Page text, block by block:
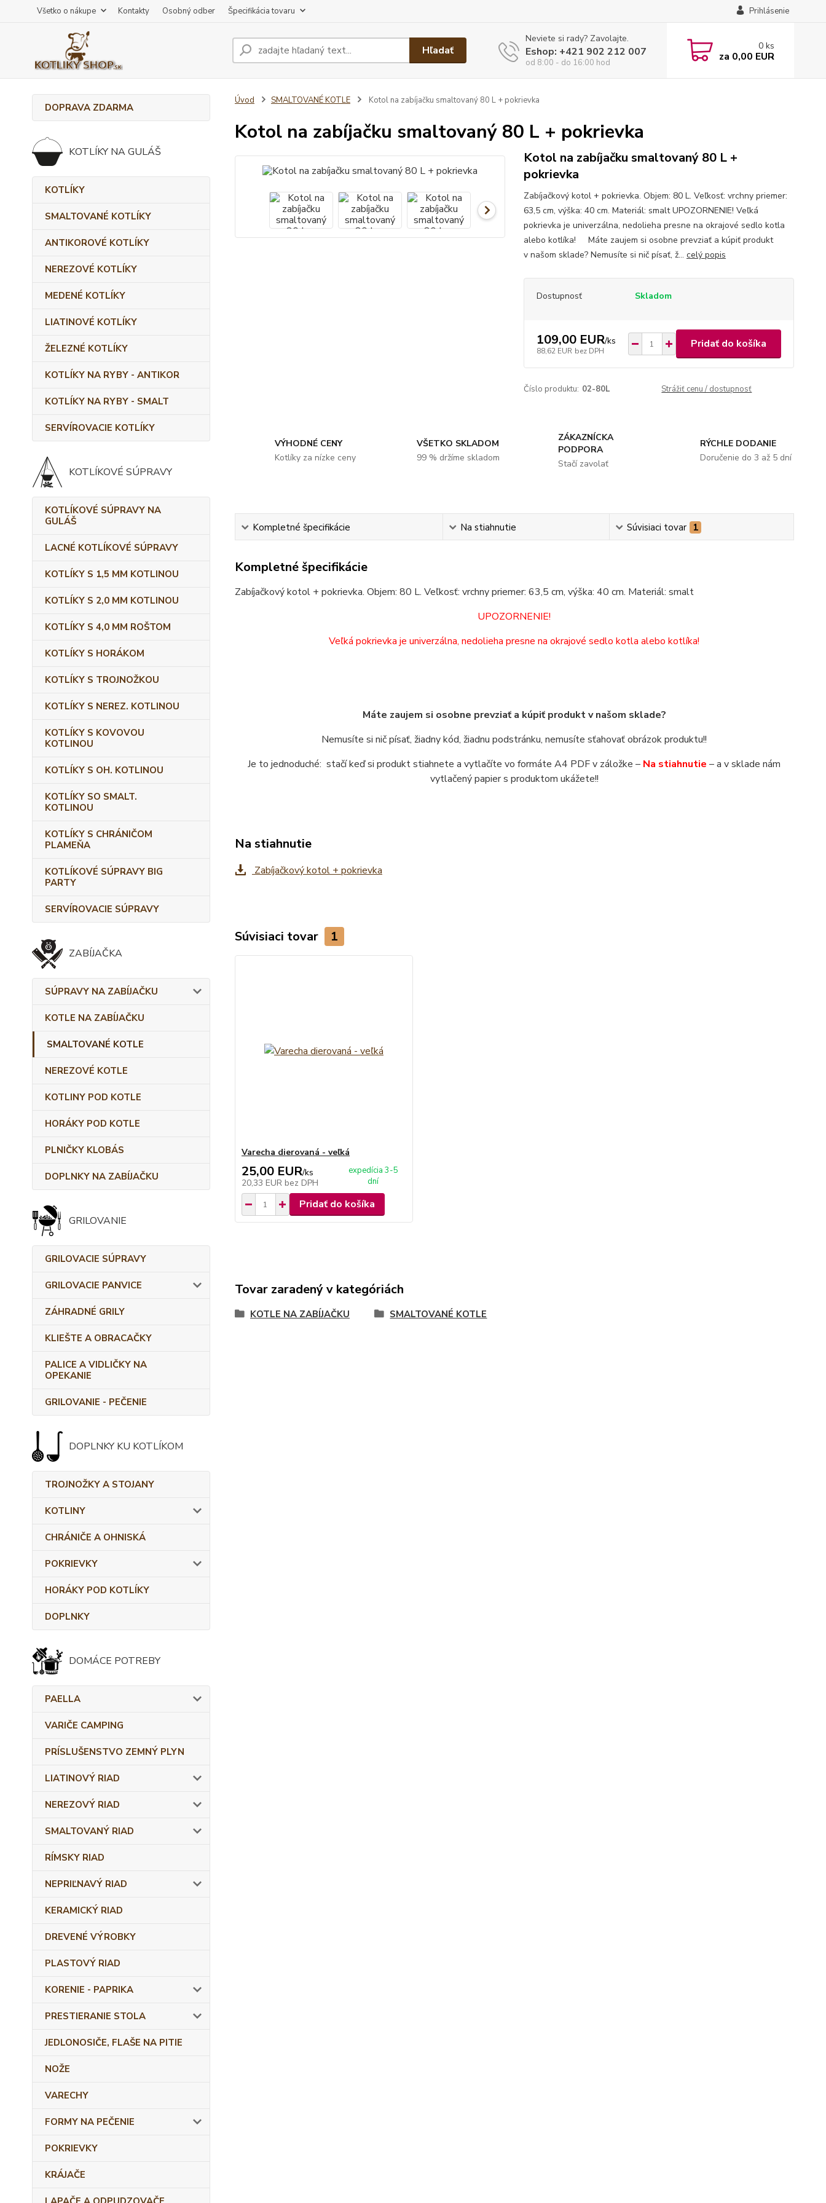
Všetko o nákupe Kontakty Osobný odber Špecifikácia tovaru Prihlásenie
Hľadať
Neviete si rady? Zavolajte.
Eshop: +421 902 212 007
od 8:00 - do 16:00 hod
0 ks
za 0,00 EUR
DOPRAVA ZDARMA
KOTLÍKY NA GULÁŠ
KOTLÍKY
SMALTOVANÉ KOTLÍKY
ANTIKOROVÉ KOTLÍKY
NEREZOVÉ KOTLÍKY
MEDENÉ KOTLÍKY
LIATINOVÉ KOTLÍKY
ŽELEZNÉ KOTLÍKY
KOTLÍKY NA RYBY - ANTIKOR
KOTLÍKY NA RYBY - SMALT
SERVÍROVACIE KOTLÍKY
KOTLÍKOVÉ SÚPRAVY
KOTLÍKOVÉ SÚPRAVY NA
GULÁŠ
LACNÉ KOTLÍKOVÉ SÚPRAVY
KOTLÍKY S 1,5 MM KOTLINOU
KOTLÍKY S 2,0 MM KOTLINOU
KOTLÍKY S 4,0 MM ROŠTOM
KOTLÍKY S HORÁKOM
KOTLÍKY S TROJNOŽKOU
KOTLÍKY S NEREZ. KOTLINOU
KOTLÍKY S KOVOVOU
KOTLINOU
KOTLÍKY S OH. KOTLINOU
KOTLÍKY SO SMALT.
KOTLINOU
KOTLÍKY S CHRÁNIČOM
PLAMEŇA
KOTLÍKOVÉ SÚPRAVY BIG
PARTY
SERVÍROVACIE SÚPRAVY
ZABÍJAČKA
SÚPRAVY NA ZABÍJAČKU
KOTLE NA ZABÍJAČKU
SMALTOVANÉ KOTLE
NEREZOVÉ KOTLE
KOTLINY POD KOTLE
HORÁKY POD KOTLE
PLNIČKY KLOBÁS
DOPLNKY NA ZABÍJAČKU
GRILOVANIE
GRILOVACIE SÚPRAVY
GRILOVACIE PANVICE
ZÁHRADNÉ GRILY
KLIEŠTE A OBRACAČKY
PALICE A VIDLIČKY NA
OPEKANIE
GRILOVANIE - PEČENIE
DOPLNKY KU KOTLÍKOM
TROJNOŽKY A STOJANY
KOTLINY
CHRÁNIČE A OHNISKÁ
POKRIEVKY
HORÁKY POD KOTLÍKY
DOPLNKY
DOMÁCE POTREBY
PAELLA
VARIČE CAMPING
PRÍSLUŠENSTVO ZEMNÝ PLYN
LIATINOVÝ RIAD
NEREZOVÝ RIAD
SMALTOVANÝ RIAD
RÍMSKY RIAD
NEPRIĽNAVÝ RIAD
KERAMICKÝ RIAD
DREVENÉ VÝROBKY
PLASTOVÝ RIAD
KORENIE - PAPRIKA
PRESTIERANIE STOLA
JEDLONOSIČE, FLAŠE NA PITIE
NOŽE
VARECHY
FORMY NA PEČENIE
POKRIEVKY
KRÁJAČE
Úvod SMALTOVANÉ KOTLE Kotol na zabíjačku smaltovaný 80 L + pokrievka
Kotol na zabíjačku smaltovaný 80 L + pokrievka
Kotol na zabíjačku smaltovaný 80 L +
pokrievka
Zabíjačkový kotol + pokrievka. Objem: 80 L. Veľkosť: vrchny priemer:
63,5 cm, výška: 40 cm. Materiál: smalt UPOZORNENIE! Veľká
pokrievka je univerzálna, nedolieha presne na okrajové sedlo kotla
alebo kotlíka! Máte zaujem si osobne prevziať a kúpiť produkt
v našom sklade? Nemusíte si nič písať, ž... celý popis
Dostupnosť Skladom
109,00 EUR/ks
88,62 EUR bez DPH
Pridať do košíka
Číslo produktu: 02-80L Strážiť cenu / dostupnosť
VÝHODNÉ CENY
Kotlíky za nízke ceny
VŠETKO SKLADOM
99 % držíme skladom
ZÁKAZNÍCKA
PODPORA
Stačí zavolať
RÝCHLE DODANIE
Doručenie do 3 až 5 dní
Kompletné špecifikácie Na stiahnutie Súvisiaci tovar 1
Kompletné špecifikácie
Zabíjačkový kotol + pokrievka. Objem: 80 L. Veľkosť: vrchny priemer: 63,5 cm, výška: 40 cm. Materiál: smalt
UPOZORNENIE!
Veľká pokrievka je univerzálna, nedolieha presne na okrajové sedlo kotla alebo kotlíka!
Máte zaujem si osobne prevziať a kúpiť produkt v našom sklade?
Nemusíte si nič písať, žiadny kód, žiadnu podstránku, nemusíte sťahovať obrázok produktu!!
Je to jednoduché: stačí keď si produkt stiahnete a vytlačíte vo formáte A4 PDF v záložke – Na stiahnutie – a v sklade nám
vytlačený papier s produktom ukážete!!
Na stiahnutie
Zabíjačkový kotol + pokrievka
Súvisiaci tovar 1
Varecha dierovaná - veľká
25,00 EUR/ks
20,33 EUR bez DPH
expedícia 3-5
dní
Pridať do košíka
Tovar zaradený v kategóriách
KOTLE NA ZABÍJAČKU SMALTOVANÉ KOTLE